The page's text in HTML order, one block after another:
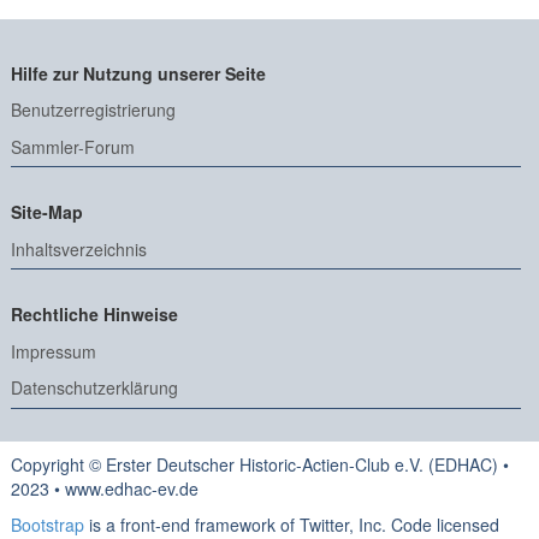
Hilfe zur Nutzung unserer Seite
Benutzerregistrierung
Sammler-Forum
Site-Map
Inhaltsverzeichnis
Rechtliche Hinweise
Impressum
Datenschutzerklärung
Copyright © Erster Deutscher Historic-Actien-Club e.V. (EDHAC) •
2023 • www.edhac-ev.de
Bootstrapis a front-end framework of Twitter, Inc. Code licensed